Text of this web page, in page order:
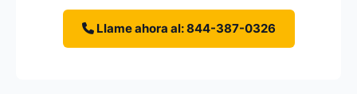
Llame ahora al: 844-387-0326